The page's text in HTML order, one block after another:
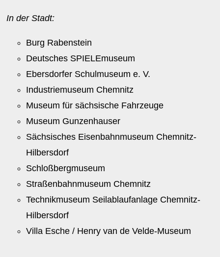
In der Stadt:
Burg Rabenstein
Deutsches SPIELEmuseum
Ebersdorfer Schulmuseum e. V.
Industriemuseum Chemnitz
Museum für sächsische Fahrzeuge
Museum Gunzenhauser
Sächsisches Eisenbahnmuseum Chemnitz-
Hilbersdorf
Schloßbergmuseum
Straßenbahnmuseum Chemnitz
Technikmuseum Seilablaufanlage Chemnitz-
Hilbersdorf
Villa Esche / Henry van de Velde-Museum